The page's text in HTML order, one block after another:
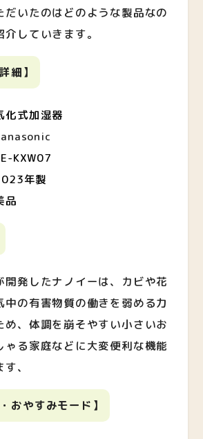
だいたのはどのような製品なの
していきます。
細】
化式加湿器
KXW07
年製
開発したナノイーは、カビや花
中の有害物質の働きを弱める力
め、体調を崩そやすい小さいお
ゃる家庭などに大変便利な機能
、
おやすみモード】